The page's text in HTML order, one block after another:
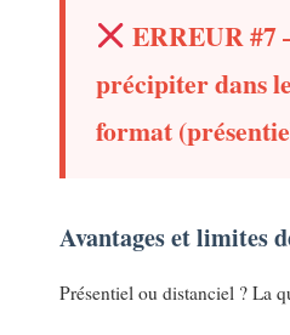
ERREUR #7
précipiter dans
format
Avantages et limites
Présentiel ou distanciel ? La